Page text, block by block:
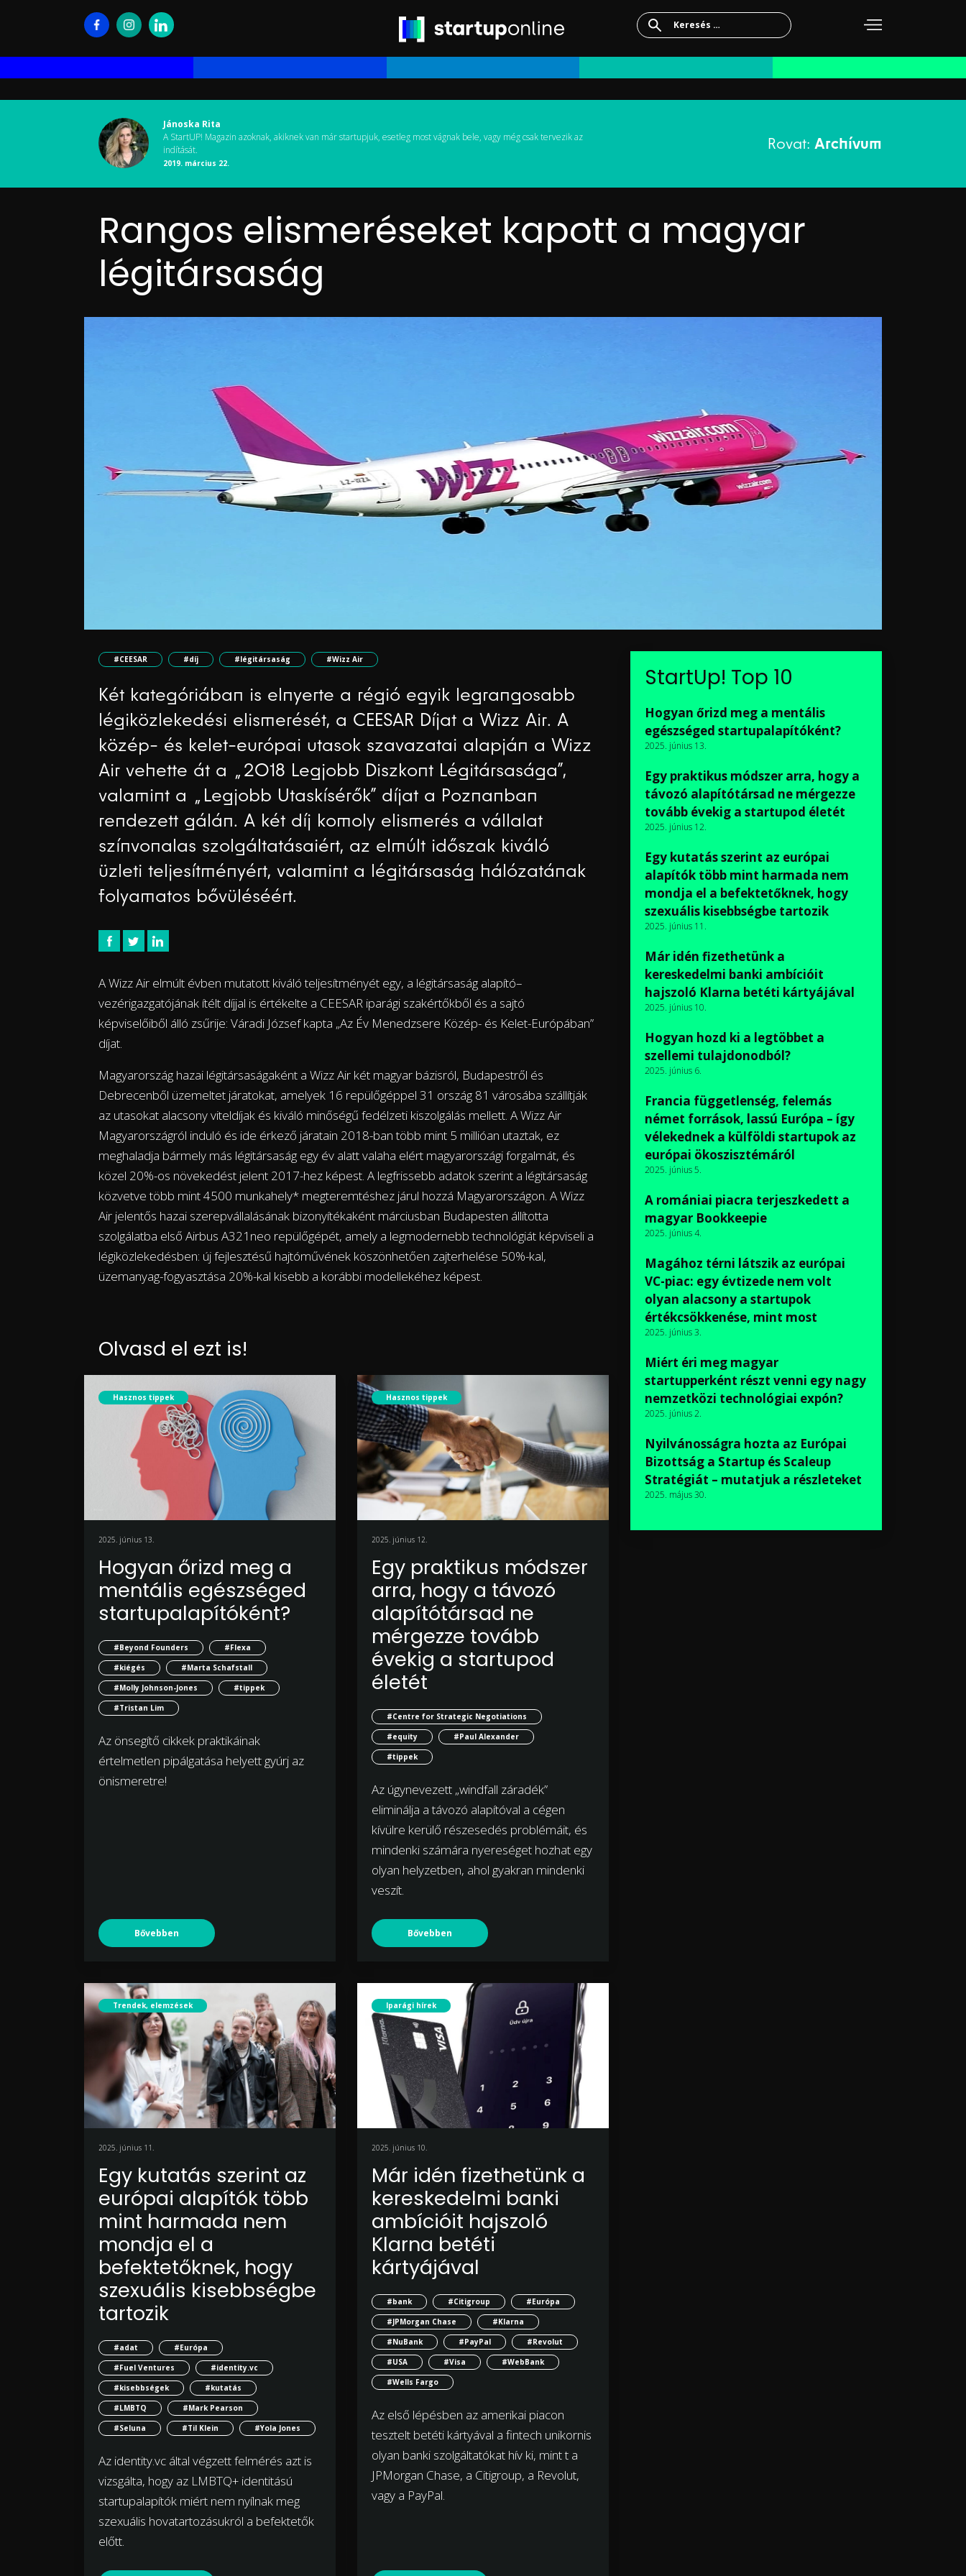
Keresés:
Jánoska Rita
A StartUP! Magazin azoknak, akiknek van már startupjuk, esetleg most vágnak bele, vagy még csak tervezik az
indítását.
2019. március 22.
Rovat: Archívum
Rangos elismeréseket kapott a magyar
légitársaság
#CEESAR #díj #légitársaság #Wizz Air
Két kategóriában is elnyerte a régió egyik legrangosabb
légiközlekedési elismerését, a CEESAR Díjat a Wizz Air. A
közép- és kelet-európai utasok szavazatai alapján a Wizz
Air vehette át a „2018 Legjobb Diszkont Légitársasága”,
valamint a „Legjobb Utaskísérők” díjat a Poznanban
rendezett gálán. A két díj komoly elismerés a vállalat
színvonalas szolgáltatásaiért, az elmúlt időszak kiváló
üzleti teljesítményért, valamint a légitársaság hálózatának
folyamatos bővüléséért.
A Wizz Air elmúlt évben mutatott kiváló teljesítményét egy, a légitársaság alapító–
vezérigazgatójának ítélt díjjal is értékelte a CEESAR iparági szakértőkből és a sajtó
képviselőiből álló zsűrije: Váradi József kapta „Az Év Menedzsere Közép- és Kelet-Európában”
díjat.
Magyarország hazai légitársaságaként a Wizz Air két magyar bázisról, Budapestről és
Debrecenből üzemeltet járatokat, amelyek 16 repülőgéppel 31 ország 81 városába szállítják
az utasokat alacsony viteldíjak és kiváló minőségű fedélzeti kiszolgálás mellett. A Wizz Air
Magyarországról induló és ide érkező járatain 2018-ban több mint 5 millióan utaztak, ez
meghaladja bármely más légitársaság egy év alatt valaha elért magyarországi forgalmát, és
közel 20%-os növekedést jelent 2017-hez képest. A legfrissebb adatok szerint a légitársaság
közvetve több mint 4500 munkahely* megteremtéshez járul hozzá Magyarországon. A Wizz
Air jelentős hazai szerepvállalásának bizonyítékaként márciusban Budapesten állította
szolgálatba első Airbus A321neo repülőgépét, amely a legmodernebb technológiát képviseli a
légiközlekedésben: új fejlesztésű hajtóművének köszönhetően zajterhelése 50%-kal,
üzemanyag-fogyasztása 20%-kal kisebb a korábbi modellekéhez képest.
Olvasd el ezt is!
Hasznos tippek
2025. június 13.
Hogyan őrizd meg a
mentális egészséged
startupalapítóként?
#Beyond Founders
#Flexa
#kiégés
#Marta Schafstall
#Molly Johnson-Jones
#tippek
#Tristan Lim
Az önsegítő cikkek praktikáinak
értelmetlen pipálgatása helyett gyúrj az
önismeretre!
Bővebben
Hasznos tippek
2025. június 12.
Egy praktikus módszer
arra, hogy a távozó
alapítótársad ne
mérgezze tovább
évekig a startupod
életét
#Centre for Strategic Negotiations
#equity
#Paul Alexander
#tippek
Az úgynevezett „windfall záradék”
eliminálja a távozó alapítóval a cégen
kívülre kerülő részesedés problémáit, és
mindenki számára nyereséget hozhat egy
olyan helyzetben, ahol gyakran mindenki
veszít.
Bővebben
Trendek, elemzések
2025. június 11.
Egy kutatás szerint az
európai alapítók több
mint harmada nem
mondja el a
befektetőknek, hogy
szexuális kisebbségbe
tartozik
#adat
#Európa
#Fuel Ventures
#identity.vc
#kisebbségek
#kutatás
#LMBTQ
#Mark Pearson
#Seluna
#Til Klein #Yola Jones
Az identity.vc által végzett felmérés azt is
vizsgálta, hogy az LMBTQ+ identitású
startupalapítók miért nem nyílnak meg
szexuális hovatartozásukról a befektetők
előtt.
Iparági hírek
2025. június 10.
Már idén fizethetünk a
kereskedelmi banki
ambícióit hajszoló
Klarna betéti
kártyájával
#bank #Citigroup
#Európa
#JPMorgan Chase
#Klarna
#NuBank
#PayPal
#Revolut
#USA
#Visa
#WebBank
#Wells Fargo
Az első lépésben az amerikai piacon
tesztelt betéti kártyával a fintech unikornis
olyan banki szolgáltatókat hív ki, mint t a
JPMorgan Chase, a Citigroup, a Revolut,
vagy a PayPal.
StartUp! Top 10
Hogyan őrizd meg a mentális
egészséged startupalapítóként?
2025. június 13.
Egy praktikus módszer arra, hogy a
távozó alapítótársad ne mérgezze
tovább évekig a startupod életét
2025. június 12.
Egy kutatás szerint az európai
alapítók több mint harmada nem
mondja el a befektetőknek, hogy
szexuális kisebbségbe tartozik
2025. június 11.
Már idén fizethetünk a
kereskedelmi banki ambícióit
hajszoló Klarna betéti kártyájával
2025. június 10.
Hogyan hozd ki a legtöbbet a
szellemi tulajdonodból?
2025. június 6.
Francia függetlenség, felemás
német források, lassú Európa – így
vélekednek a külföldi startupok az
európai ökoszisztémáról
2025. június 5.
A romániai piacra terjeszkedett a
magyar Bookkeepie
2025. június 4.
Magához térni látszik az európai
VC-piac: egy évtizede nem volt
olyan alacsony a startupok
értékcsökkenése, mint most
2025. június 3.
Miért éri meg magyar
startupperként részt venni egy nagy
nemzetközi technológiai expón?
2025. június 2.
Nyilvánosságra hozta az Európai
Bizottság a Startup és Scaleup
Stratégiát – mutatjuk a részleteket
2025. május 30.